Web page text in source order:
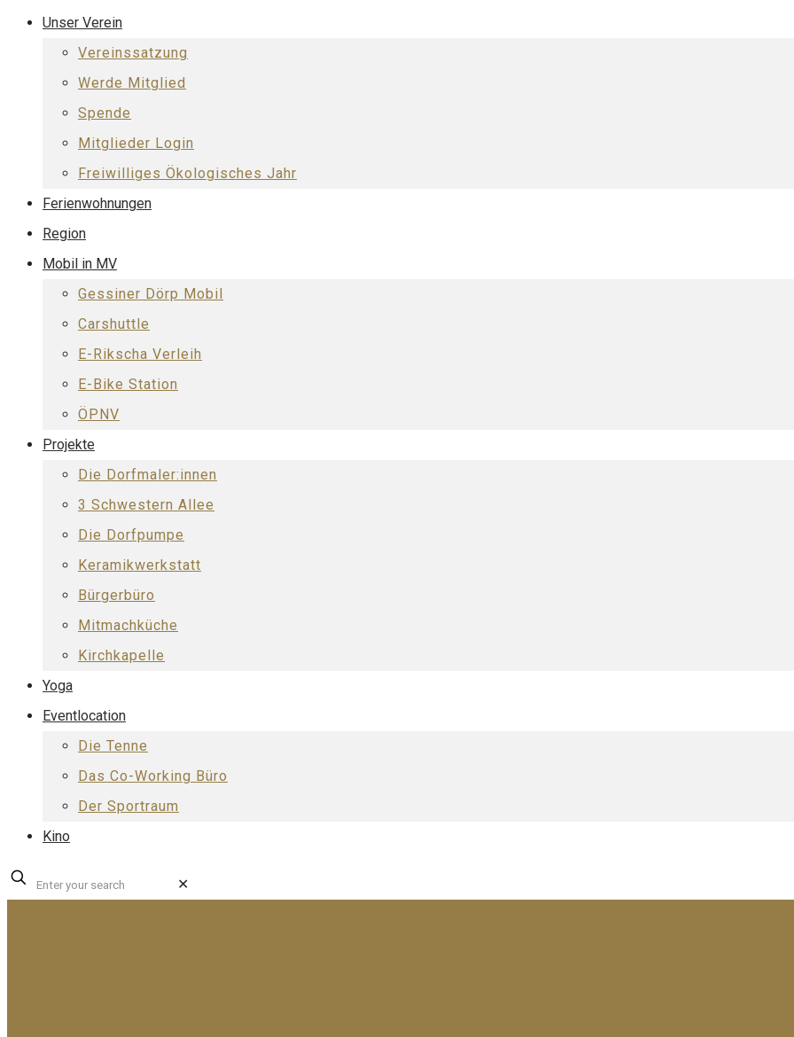
Unser Verein
Vereinssatzung
Werde Mitglied
Spende
Mitglieder Login
Freiwilliges Ökologisches Jahr
Ferienwohnungen
Region
Mobil in MV
Gessiner Dörp Mobil
Carshuttle
E-Rikscha Verleih
E-Bike Station
ÖPNV
Projekte
Die Dorfmaler:innen
3 Schwestern Allee
Die Dorfpumpe
Keramikwerkstatt
Bürgerbüro
Mitmachküche
Kirchkapelle
Yoga
Eventlocation
Die Tenne
Das Co-Working Büro
Der Sportraum
Kino
✕